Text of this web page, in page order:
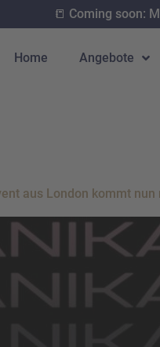
📒 Coming soon:
Home Angebote
aus London kommt nun